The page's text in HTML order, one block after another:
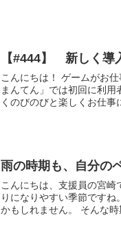
【#444】 新しく導
こんにちは！ ゲームがお
まんてん」では初回に利
くのびのびと楽しくお仕事
雨の時期も、自分の
こんにちは、支援員の宮崎
りになりやすい季節です
かもしれません。 そんな